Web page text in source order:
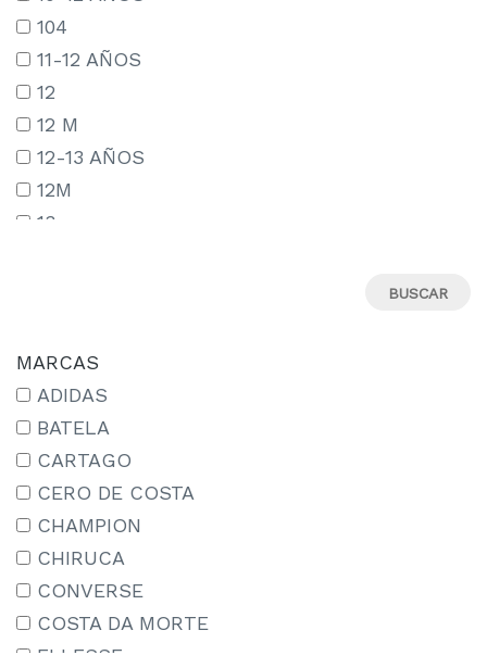
104
11-12 AÑOS
12
12 M
12-13 AÑOS
12M
13
14-15 AÑOS
15-16 AÑOS
15/18
16
17
18
18M
19
19-20
19.5
MARCAS
ADIDAS
BATELA
CARTAGO
CERO DE COSTA
CHAMPION
CHIRUCA
CONVERSE
COSTA DA MORTE
ELLESSE